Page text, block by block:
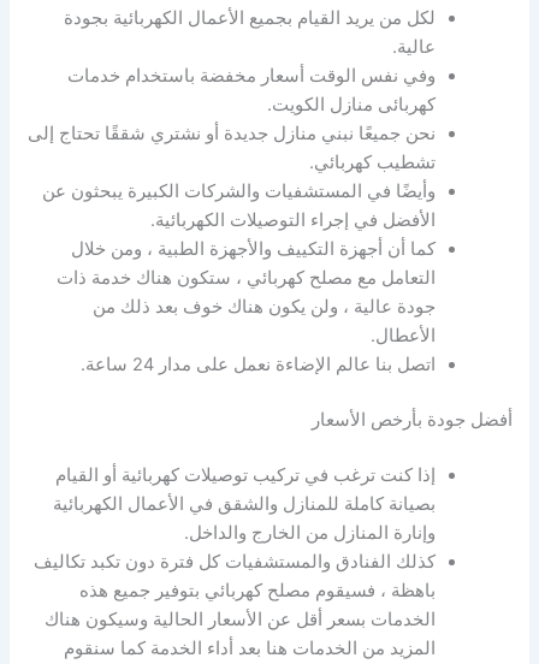
لكل من يريد القيام بجميع الأعمال الكهربائية بجودة
عالية.
وفي نفس الوقت أسعار مخفضة باستخدام خدمات
كهربائى منازل الكويت.
نحن جميعًا نبني منازل جديدة أو نشتري شققًا تحتاج إلى
تشطيب كهربائي.
وأيضًا في المستشفيات والشركات الكبيرة يبحثون عن
الأفضل في إجراء التوصيلات الكهربائية.
كما أن أجهزة التكييف والأجهزة الطبية ، ومن خلال
التعامل مع مصلح كهربائي ، ستكون هناك خدمة ذات
جودة عالية ، ولن يكون هناك خوف بعد ذلك من
الأعطال.
اتصل بنا عالم الإضاءة نعمل على مدار 24 ساعة.
أفضل جودة بأرخص الأسعار
إذا كنت ترغب في تركيب توصيلات كهربائية أو القيام
بصيانة كاملة للمنازل والشقق في الأعمال الكهربائية
وإنارة المنازل من الخارج والداخل.
كذلك الفنادق والمستشفيات كل فترة دون تكبد تكاليف
باهظة ، فسيقوم مصلح كهربائي بتوفير جميع هذه
الخدمات بسعر أقل عن الأسعار الحالية وسيكون هناك
المزيد من الخدمات هنا بعد أداء الخدمة كما سنقوم